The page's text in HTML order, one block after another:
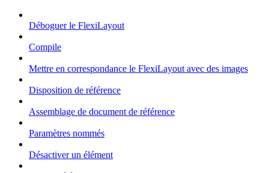
Déboguer le FlexiLayout
Compile
Mettre en correspondance le FlexiLayout avec des images
Disposition de référence
Assemblage de document de référence
Paramètres nommés
Désactiver un élément